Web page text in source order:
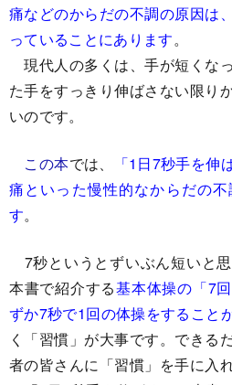
痛などのからだの不調の原因は
っていることにあります。
現代人の多くは、手が短くな
た手をすっきり伸ばさない限り
いのです。
この本では、
「1日7秒手を伸
痛といった慢性的なからだの
す。
7秒というとずいぶん短いと思
本書で紹介する基本体操の「7
ずか7秒で1回の体操をすること
く「習慣」が大事です。できる
者の皆さんに「習慣」を手に入